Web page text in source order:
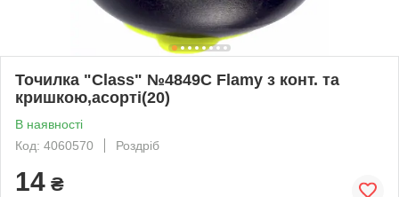
Точилка "Class" №4849C Flamy з конт. та
кришкою,асорті(20)
В наявності
Код: 4060570
Роздріб
14 ₴